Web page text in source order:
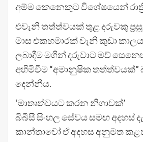
අම්ම කෙනෙකුට විශේෂයෙන්
එවැනි තත්ත්වයක් තුළ දරුවකු
මාස එකහමාරක් වැනි කුඩා
ලබාදීම මගින් දරුවාට මව්
අහිමිවීම “අමානුෂික තත්ත්වයක්”
දෙන්නීය.
‘මාතෘත්වයට කරන නිගාවක්’
බීබීසී සිංහල සේවය සමඟ අදහස්
කාන්තාවෝ ඒ අදහස අනුමත